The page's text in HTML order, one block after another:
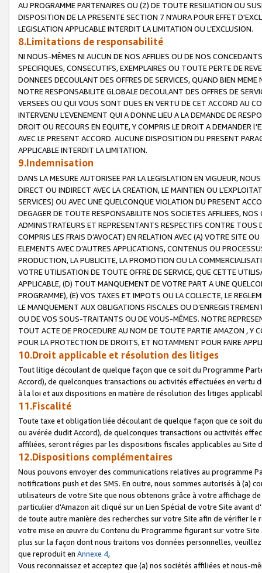
AU PROGRAMME PARTENAIRES OU (Z) DE TOUTE RESILIATION OU
DISPOSITION DE LA PRESENTE SECTION 7 N'AURA POUR EFFET
LEGISLATION APPLICABLE INTERDIT LA LIMITATION OU L’EXCLUSION.
8.Limitations de responsabilité
NI NOUS-MÊMES NI AUCUN DE NOS AFFILIES OU DE NOS
SPECIFIQUES, CONSECUTIFS, EXEMPLAIRES OU TOUTE PERTE DE
DONNEES DECOULANT DES OFFRES DE SERVICES, QUAND BIEN
NOTRE RESPONSABILITE GLOBALE DECOULANT DES OFFRES DE
VERSEES OU QUI VOUS SONT DUES EN VERTU DE CET ACCORD AU
INTERVENU L’EVENEMENT QUI A DONNE LIEU A LA DEMANDE DE
DROIT OU RECOURS EN EQUITE, Y COMPRIS LE DROIT A DEMANDER
AVEC LE PRESENT ACCORD. AUCUNE DISPOSITION DU PRESENT
APPLICABLE INTERDIT LA LIMITATION.
9.Indemnisation
DANS LA MESURE AUTORISEE PAR LA LEGISLATION EN VIGUEUR,
DIRECT OU INDIRECT AVEC LA CREATION, LE MAINTIEN OU
SERVICES) OU AVEC UNE QUELCONQUE VIOLATION DU PRESENT
DEGAGER DE TOUTE RESPONSABILITE NOS SOCIETES AFFILIEES,
ADMINISTRATEURS ET REPRESENTANTS RESPECTIFS CONTRE
COMPRIS LES FRAIS D’AVOCAT) EN RELATION AVEC (A) VOTRE SITE
ELEMENTS AVEC D’AUTRES APPLICATIONS, CONTENUS OU
PRODUCTION, LA PUBLICITE, LA PROMOTION OU LA
VOTRE UTILISATION DE TOUTE OFFRE DE SERVICE, QUE CETTE
APPLICABLE, (D) TOUT MANQUEMENT DE VOTRE PART A UNE
PROGRAMME), (E) VOS TAXES ET IMPOTS OU LA COLLECTE, LE
LE MANQUEMENT AUX OBLIGATIONS FISCALES OU
OU DE VOS SOUS-TRAITANTS OU DE VOUS-MÊMES. NOTRE
TOUT ACTE DE PROCEDURE AU NOM DE TOUTE PARTIE AMAZON , Y
POUR LA PROTECTION DE DROITS, ET NOTAMMENT POUR FAIRE
10.Droit applicable et résolution des litiges
Tout litige découlant de quelque façon que ce soit du Programme
Accord), de quelconques transactions ou activités effectuées en vertu
à la loi et aux dispositions en matière de résolution des litiges
11.Fiscalité
Toute taxe et obligation liée découlant de quelque façon que ce soit
ou avérée dudit Accord), de quelconques transactions ou activités
affiliées, seront régies par les dispositions fiscales applicables au Site
12.Dispositions complémentaires
Nous pouvons envoyer des communications relatives au programme
notifications push et des SMS. En outre, nous sommes autorisés à
utilisateurs de votre Site que nous obtenons grâce à votre affichage
particulier d'Amazon ait cliqué sur un Lien Spécial de votre Site avant
de toute autre manière des recherches sur votre Site afin de vérifier
votre mise en œuvre du Contenu du Programme figurant sur votre
plus sur la façon dont nous traitons vos données personnelles,
que reproduit en Annexe 4,
Vous reconnaissez et acceptez que (a) nos sociétés affiliées et nous-